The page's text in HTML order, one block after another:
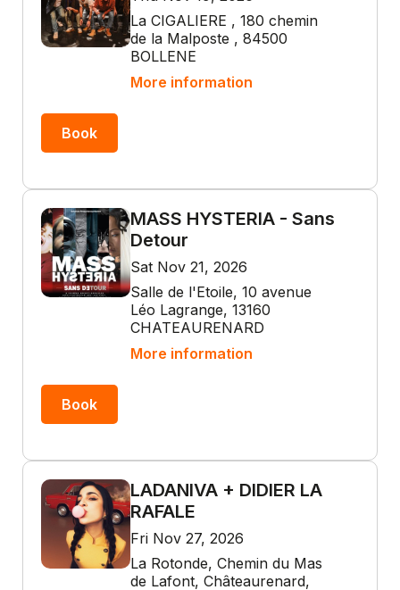
La CIGALIERE , 180 chemin
de la Malposte , 84500
BOLLENE
More information
Book
MASS HYSTERIA - Sans
Detour
Sat Nov 21, 2026
Salle de l'Etoile, 10 avenue
Léo Lagrange, 13160
CHATEAURENARD
More information
Book
LADANIVA + DIDIER LA
RAFALE
Fri Nov 27, 2026
La Rotonde, Chemin du Mas
de Lafont, Châteaurenard,